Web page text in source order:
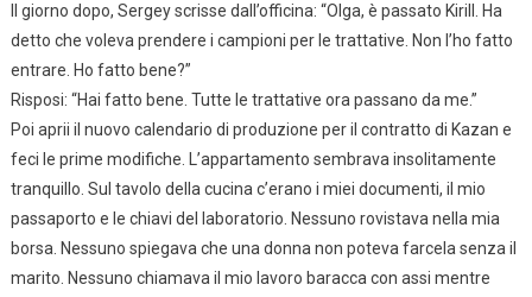
Il giorno dopo, Sergey scrisse dall’officina: “Olga, è passato Kirill. Ha
detto che voleva prendere i campioni per le trattative. Non l’ho fatto
entrare. Ho fatto bene?”
Risposi: “Hai fatto bene. Tutte le trattative ora passano da me.”
Poi aprii il nuovo calendario di produzione per il contratto di Kazan e
feci le prime modifiche. L’appartamento sembrava insolitamente
tranquillo. Sul tavolo della cucina c’erano i miei documenti, il mio
passaporto e le chiavi del laboratorio. Nessuno rovistava nella mia
borsa. Nessuno spiegava che una donna non poteva farcela senza il
marito. Nessuno chiamava il mio lavoro baracca con assi mentre